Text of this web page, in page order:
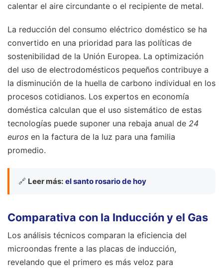
calentar el aire circundante o el recipiente de metal.
La reducción del consumo eléctrico doméstico se ha
convertido en una prioridad para las políticas de
sostenibilidad de la Unión Europea. La optimización
del uso de electrodomésticos pequeños contribuye a
la disminución de la huella de carbono individual en los
procesos cotidianos. Los expertos en economía
doméstica calculan que el uso sistemático de estas
tecnologías puede suponer una rebaja anual de 24
euros en la factura de la luz para una familia
promedio.
🔗 Leer más: el santo rosario de hoy
Comparativa con la Inducción y el Gas
Los análisis técnicos comparan la eficiencia del
microondas frente a las placas de inducción,
revelando que el primero es más veloz para